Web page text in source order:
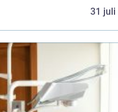
31 juli